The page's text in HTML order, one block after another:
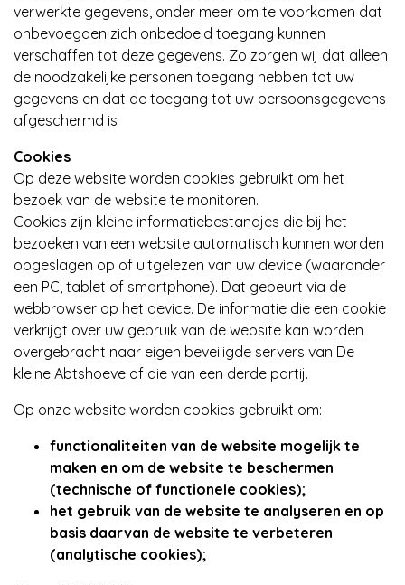
verwerkte gegevens, onder meer om te voorkomen dat
onbevoegden zich onbedoeld toegang kunnen
verschaffen tot deze gegevens. Zo zorgen wij dat alleen
de noodzakelijke personen toegang hebben tot uw
gegevens en dat de toegang tot uw persoonsgegevens
afgeschermd is
Cookies
Op deze website worden cookies gebruikt om het
bezoek van de website te monitoren.
Cookies zijn kleine informatiebestandjes die bij het
bezoeken van een website automatisch kunnen worden
opgeslagen op of uitgelezen van uw device (waaronder
een PC, tablet of smartphone). Dat gebeurt via de
webbrowser op het device. De informatie die een cookie
verkrijgt over uw gebruik van de website kan worden
overgebracht naar eigen beveiligde servers van De
kleine Abtshoeve of die van een derde partij.
Op onze website worden cookies gebruikt om:
functionaliteiten van de website mogelijk te
maken en om de website te beschermen
(technische of functionele cookies);
het gebruik van de website te analyseren en op
basis daarvan de website te verbeteren
(analytische cookies);